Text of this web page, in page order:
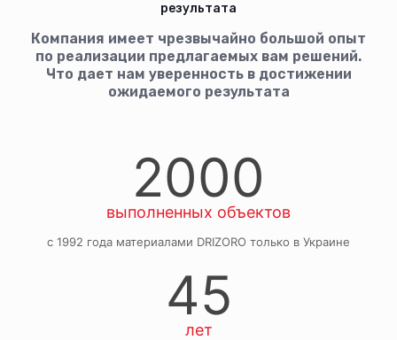
результата
Компания имеет чрезвычайно большой опыт
по реализации предлагаемых вам решений.
Что дает нам уверенность в достижении
ожидаемого результата
2000
выполненных объектов
с 1992 года материалами DRIZORO только в Украине
45
лет